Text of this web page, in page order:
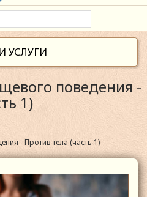
УСЛУГИ
поведения -
1)
- Против тела (часть 1)